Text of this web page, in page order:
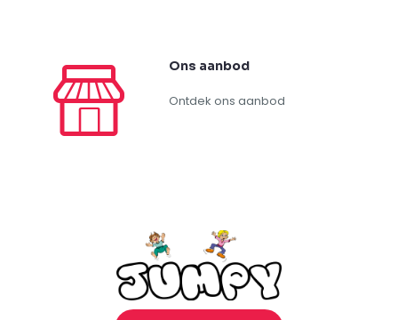
Ons aanbod
Ontdek ons aanbod